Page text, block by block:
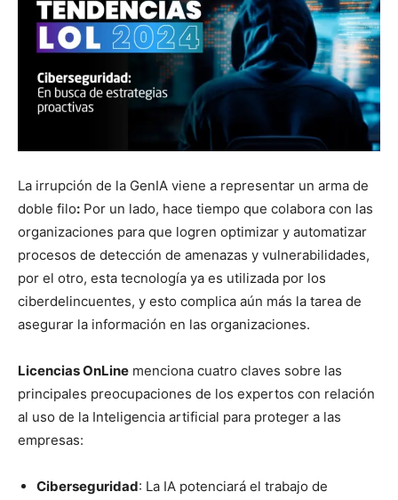
La irrupción de la GenIA viene a representar un arma de
doble filo: Por un lado, hace tiempo que colabora con las
organizaciones para que logren optimizar y automatizar
procesos de detección de amenazas y vulnerabilidades,
por el otro, esta tecnología ya es utilizada por los
ciberdelincuentes, y esto complica aún más la tarea de
asegurar la información en las organizaciones.
Licencias OnLine menciona cuatro claves sobre las
principales preocupaciones de los expertos con relación
al uso de la Inteligencia artificial para proteger a las
empresas:
Ciberseguridad: La IA potenciará el trabajo de